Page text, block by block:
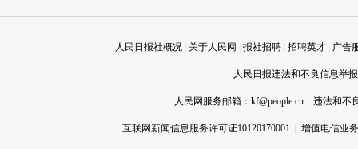
人民日报社概况 关于人民网 报社招聘 招聘英才 广告
人民日报违法和不良信息举
人民网服务邮箱： kf@people.cn 违法和不
互联网新闻信息服务许可证10120170001 增值电信业